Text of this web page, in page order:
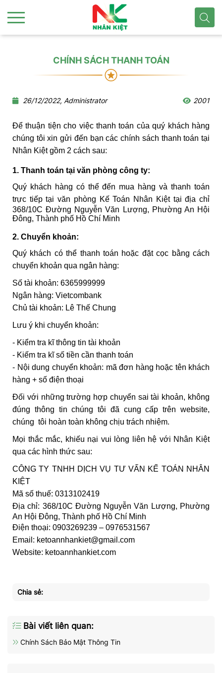
CHÍNH SÁCH THANH TOÁN
26/12/2022, Administrator 2001
Để thuận tiện cho việc thanh toán của quý khách hàng
chúng tôi xin gửi đến bạn các chính sách thanh toán tại
Nhân Kiệt gồm 2 cách sau:
1. Thanh toán tại văn phòng công ty:
Quý khách hàng có thể đến mua hàng và thanh toán
trực tiếp tại văn phòng Kế Toán Nhân Kiệt tại địa chỉ
368/10C Đường Nguyễn Văn Lượng, Phường An Hội
Đông, Thành phố Hồ Chí Minh
2. Chuyển khoản:
Quý khách có thể thanh toán hoặc đặt cọc bằng cách
chuyển khoản qua ngân hàng:
Số tài khoản: 6365999999
Ngân hàng: Vietcombank
Chủ tài khoản: Lê Thế Chung
Lưu ý khi chuyển khoản:
- Kiểm tra kĩ thông tin tài khoản
- Kiếm tra kĩ số tiền cần thanh toán
- Nội dung chuyển khoản: mã đơn hàng hoặc tên khách
hàng + số điện thoại
Đối với những trường hợp chuyển sai tài khoản, không
đúng thông tin chúng tôi đã cung cấp trên website,
chúng tôi hoàn toàn không chịu trách nhiệm.
Mọi thắc mắc, khiếu nại vui lòng liên hệ với Nhân Kiệt
qua các hình thức sau:
CÔNG TY TNHH DỊCH VỤ TƯ VẤN KẾ TOÁN NHÂN
KIỆT
Mã số thuế: 0313102419
Địa chỉ: 368/10C Đường Nguyễn Văn Lượng, Phường
An Hội Đông, Thành phố Hồ Chí Minh
Điện thoại: 0903269239 – 0976531567
Email: ketoannhankiet@gmail.com
Website: ketoannhankiet.com
Chia sẻ:
Bài viết liên quan:
Chính Sách Bảo Mật Thông Tin